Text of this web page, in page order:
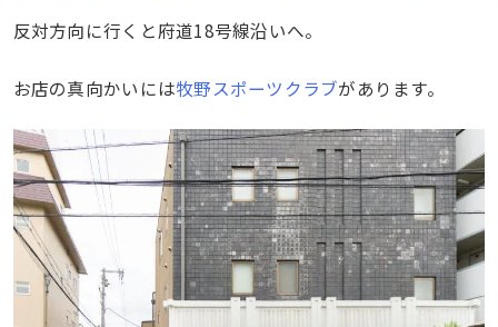
反対方向に行くと府道18号線沿いへ。
お店の真向かいには牧野スポーツクラブがあります。